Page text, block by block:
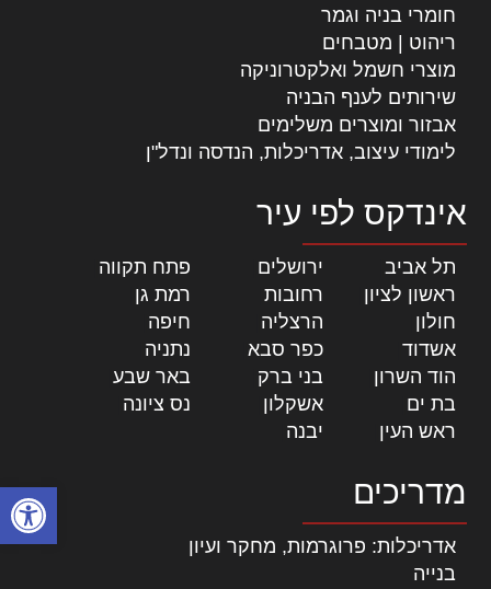
פתח
חומרי בניה וגמר
ריהוט | מטבחים
מוצרי חשמל ואלקטרוניקה
שירותים לענף הבניה
אבזור ומוצרים משלימים
לימודי עיצוב, אדריכלות, הנדסה ונדל"ן
אינדקס לפי עיר
תל אביב ירושלים פתח תקווה
ראשון לציון
רחובות רמת גן
חולון
הרצליה חיפה
אשדוד
כפר סבא נתניה
הוד השרון
בני ברק באר שבע
בת ים
אשקלון נס ציונה
ראש העין
יבנה
מדריכים
אדריכלות: פרוגרמות, מחקר ועיון
בנייה